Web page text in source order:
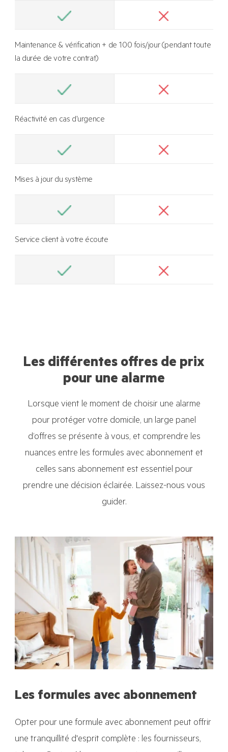
Maintenance & vérification + de 100 fois/jour (pendant toute
la durée de votre contrat)
Réactivité en cas d'urgence
Mises à jour du système
Service client à votre écoute
Les différentes offres de prix
pour une alarme
Lorsque vient le moment de choisir une alarme
pour protéger votre domicile, un large panel
d’offres se présente à vous, et comprendre les
nuances entre les formules avec abonnement et
celles sans abonnement est essentiel pour
prendre une décision éclairée. Laissez-nous vous
guider.
Les formules avec abonnement
Opter pour une formule avec abonnement peut offrir
une tranquillité d'esprit complète : les fournisseurs,